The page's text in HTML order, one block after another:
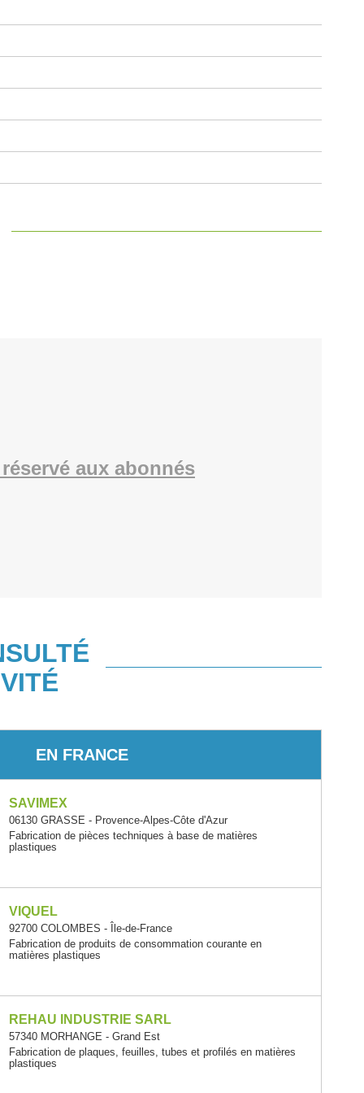
aux abonnés
EN FRANCE
SAVIMEX
06130 GRASSE - Provence-Alpes-Côte d'Azur
Fabrication de pièces techniques à base de matières
plastiques
VIQUEL
92700 COLOMBES - Île-de-France
Fabrication de produits de consommation courante en
matières plastiques
REHAU INDUSTRIE SARL
57340 MORHANGE - Grand Est
Fabrication de plaques, feuilles, tubes et profilés en matières
plastiques